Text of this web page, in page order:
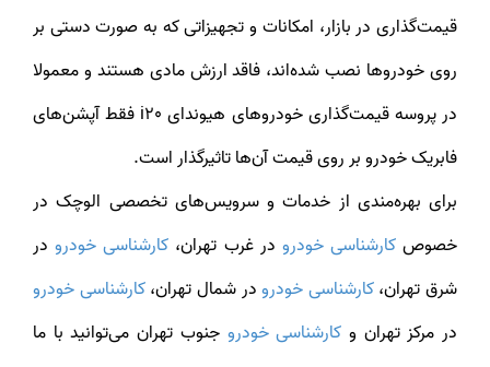
قیمت‌گذاری در بازار، امکانات و تجهیزاتی که به صورت دستی بر
روی خودروها نصب شده‌اند، فاقد ارزش مادی هستند و معمولا
در پروسه قیمت‌گذاری خودروهای هیوندای i20 فقط آپشن‌های
فابریک خودرو بر روی قیمت آن‌ها تاثیرگذار است.
برای بهره‌مندی از خدمات و سرویس‌های تخصصی الوچک در
خصوصکارشناسی خودرو در غرب تهران، کارشناسی خودرودر
شرق تهران،کارشناسی خودرودر شمال تهران،کارشناسی خودرو
در مرکز تهران و کارشناسی خودرو جنوب تهران می‌توانید با ما